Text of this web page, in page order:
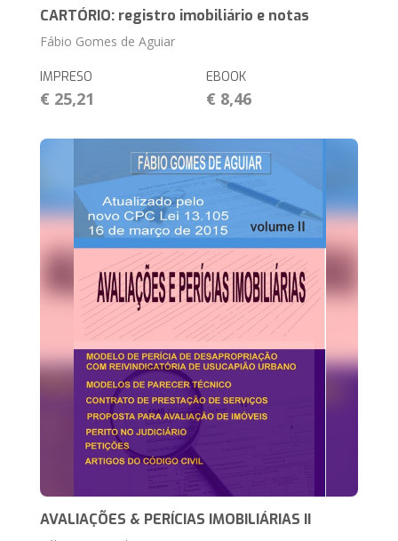
CARTÓRIO: registro imobiliário e notas
Fábio Gomes de Aguiar
IMPRESO
€ 25,21
EBOOK
€ 8,46
AVALIAÇÕES & PERÍCIAS IMOBILIÁRIAS II